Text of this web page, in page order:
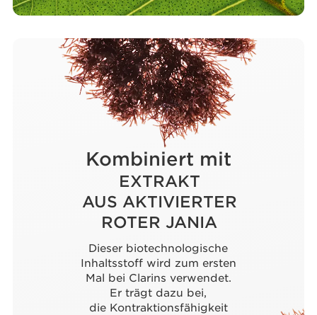
Kombiniert mit
EXTRAKT
AUS AKTIVIERTER
ROTER JANIA
Dieser biotechnologische
Inhaltsstoff wird zum ersten
Mal bei Clarins verwendet.
Er trägt dazu bei,
die Kontraktionsfähigkeit